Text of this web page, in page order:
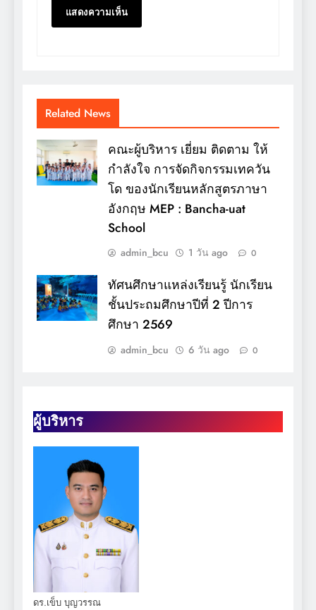
ผู้บริหาร
ดร.เข็บ บุญวรรณ
Related News
คณะผู้บริหาร เยี่ยม ติดตาม ให้
กำลังใจ การจัดกิจกรรมเทควัน
โด ของนักเรียนหลักสูตรภาษา
อังกฤษ MEP : Bancha-uat
School
admin_bcu 1 วัน ago 0
ทัศนศึกษาแหล่งเรียนรู้ นักเรียน
ชั้นประถมศึกษาปีที่ 2 ปีการ
ศึกษา 2569
admin_bcu 6 วัน ago 0